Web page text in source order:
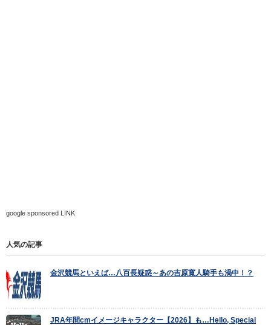
google sponsored LINK
人気の記事
金沢競馬といえば…八百長疑惑～あの吉原寛人騎手も渦中！？
JRA年間cmイメージキャラクター【2026】も…Hello, Special